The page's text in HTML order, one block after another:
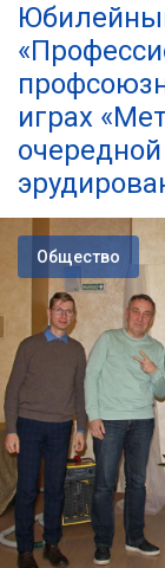
играх
Общество